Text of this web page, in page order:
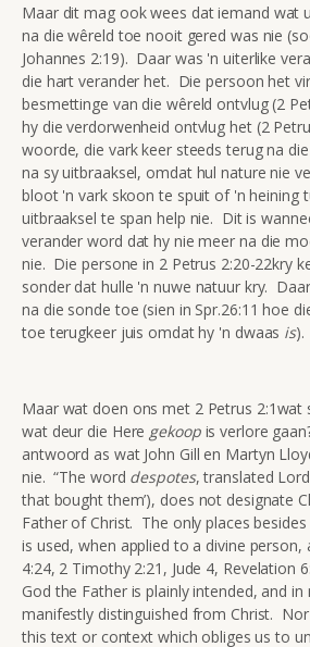
Maar dit mag ook wees dat iemand wat
na die wêreld toe nooit gered was nie
Johannes 2:19). Daar was 'n uiterlike
die hart verander het. Die persoon het
besmettinge van die wêreld ontvlug (2
hy die verdorwenheid ontvlug het (2
woorde, die vark keer steeds terug na
na sy uitbraaksel, omdat hul nature nie
bloot 'n vark skoon te spuit of 'n heining
uitbraaksel te span help nie. Dit is
verander word dat hy nie meer na die
nie. Die persone in 2 Petrus 2:20-22kry
sonder dat hulle 'n nuwe natuur kry.
na die sonde toe (sien in Spr.26:11 hoe
toe terugkeer juis omdat hy 'n dwaas is).
Maar wat doen ons met 2 Petrus 2:1wat
wat deur die Here gekoopis verlore
antwoord as wat John Gill en Martyn
nie. “The word despotes, translated
that bought them’), does not designate
Father of Christ. The only places
is used, when applied to a divine person,
4:24, 2 Timothy 2:21, Jude 4, Revelation
God the Father is plainly intended, and
manifestly distinguished from Christ.
this text or context which obliges us to